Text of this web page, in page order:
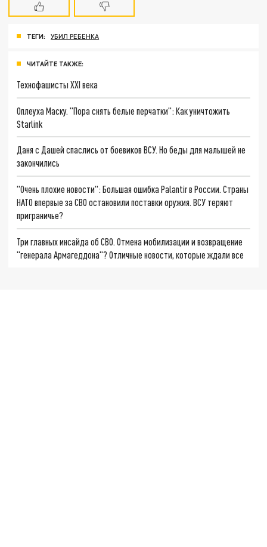
ТЕГИ: УБИЛ РЕБЕНКА
ЧИТАЙТЕ ТАКЖЕ:
Технофашисты XXI века
Оплеуха Маску. "Пора снять белые перчатки": Как уничтожить
Starlink
Даня с Дашей спаслись от боевиков ВСУ. Но беды для малышей не
закончились
"Очень плохие новости": Большая ошибка Palantir в России. Страны
НАТО впервые за СВО остановили поставки оружия. ВСУ теряют
приграничье?
Три главных инсайда об СВО. Отмена мобилизации и возвращение
"генерала Армагеддона"? Отличные новости, которые ждали все